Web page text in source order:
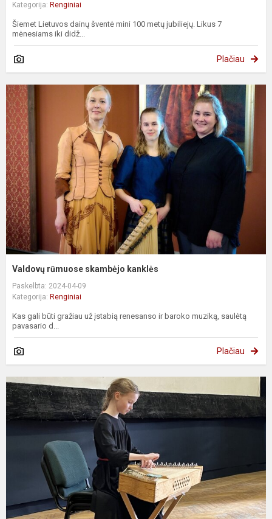
Kategorija: Renginiai
Šiemet Lietuvos dainų šventė mini 100 metų jubiliejų. Likus 7
mėnesiams iki didž...
Plačiau
Valdovų rūmuose skambėjo kanklės
Paskelbta: 2024-04-09
Kategorija: Renginiai
Kas gali būti gražiau už įstabią renesanso ir baroko muziką, saulėtą
pavasario d...
Plačiau